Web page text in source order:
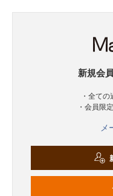
新規会
・全て
・会員限
メ